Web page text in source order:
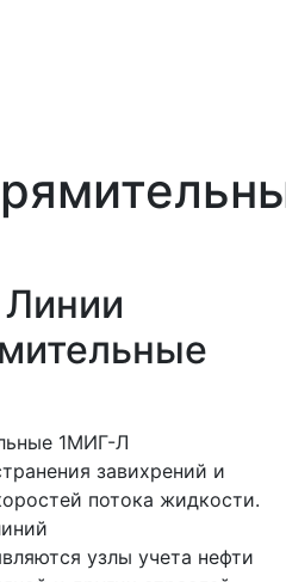
1МИГ-Л
завихрений и
потока жидкости.
узлы учета нефти